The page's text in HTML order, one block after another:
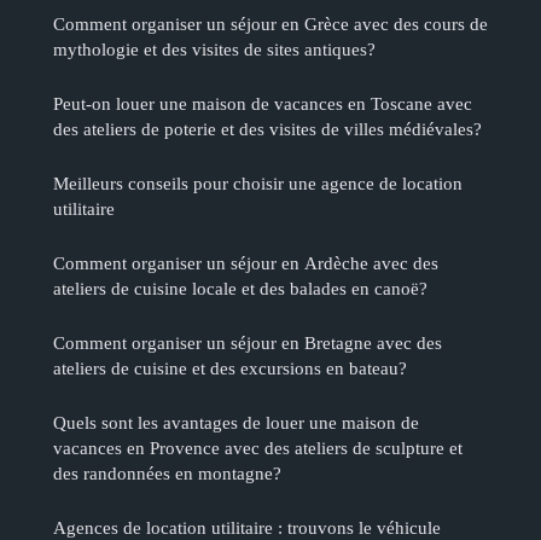
Comment organiser un séjour en Grèce avec des cours de
mythologie et des visites de sites antiques?
Peut-on louer une maison de vacances en Toscane avec
des ateliers de poterie et des visites de villes médiévales?
Meilleurs conseils pour choisir une agence de location
utilitaire
Comment organiser un séjour en Ardèche avec des
ateliers de cuisine locale et des balades en canoë?
Comment organiser un séjour en Bretagne avec des
ateliers de cuisine et des excursions en bateau?
Quels sont les avantages de louer une maison de
vacances en Provence avec des ateliers de sculpture et
des randonnées en montagne?
Agences de location utilitaire : trouvons le véhicule